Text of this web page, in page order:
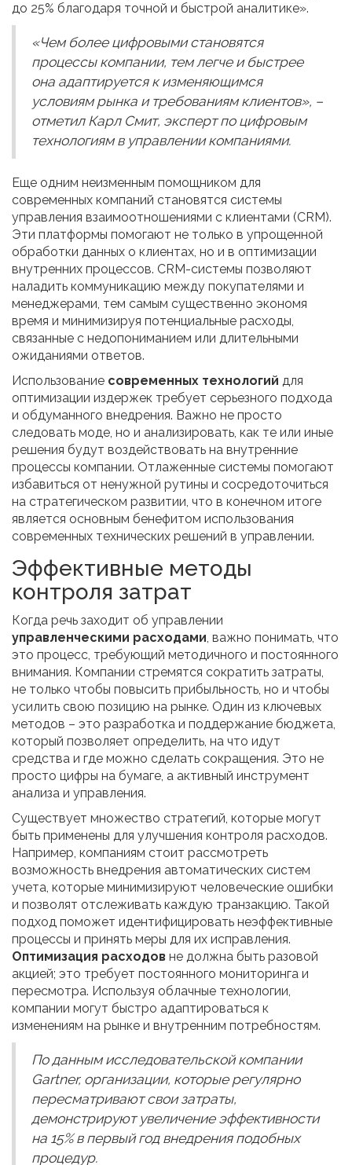
до 25% благодаря точной и быстрой аналитике».
«Чем более цифровыми становятся
процессы компании, тем легче и быстрее
она адаптируется к изменяющимся
условиям рынка и требованиям клиентов», –
отметил Карл Смит, эксперт по цифровым
технологиям в управлении компаниями.
Еще одним неизменным помощником для
современных компаний становятся системы
управления взаимоотношениями с клиентами (CRM).
Эти платформы помогают не только в упрощенной
обработки данных о клиентах, но и в оптимизации
внутренних процессов. CRM-системы позволяют
наладить коммуникацию между покупателями и
менеджерами, тем самым существенно экономя
время и минимизируя потенциальные расходы,
связанные с недопониманием или длительными
ожиданиями ответов.
Использование современных технологий для
оптимизации издержек требует серьезного подхода
и обдуманного внедрения. Важно не просто
следовать моде, но и анализировать, как те или иные
решения будут воздействовать на внутренние
процессы компании. Отлаженные системы помогают
избавиться от ненужной рутины и сосредоточиться
на стратегическом развитии, что в конечном итоге
является основным бенефитом использования
современных технических решений в управлении.
Эффективные методы
контроля затрат
Когда речь заходит об управлении
управленческими расходами, важно понимать, что
это процесс, требующий методичного и постоянного
внимания. Компании стремятся сократить затраты,
не только чтобы повысить прибыльность, но и чтобы
усилить свою позицию на рынке. Один из ключевых
методов – это разработка и поддержание бюджета,
который позволяет определить, на что идут
средства и где можно сделать сокращения. Это не
просто цифры на бумаге, а активный инструмент
анализа и управления.
Существует множество стратегий, которые могут
быть применены для улучшения контроля расходов.
Например, компаниям стоит рассмотреть
возможность внедрения автоматических систем
учета, которые минимизируют человеческие ошибки
и позволят отслеживать каждую транзакцию. Такой
подход поможет идентифицировать неэффективные
процессы и принять меры для их исправления.
Оптимизация расходов не должна быть разовой
акцией; это требует постоянного мониторинга и
пересмотра. Используя облачные технологии,
компании могут быстро адаптироваться к
изменениям на рынке и внутренним потребностям.
По данным исследовательской компании
Gartner, организации, которые регулярно
пересматривают свои затраты,
демонстрируют увеличение эффективности
на 15% в первый год внедрения подобных
процедур.